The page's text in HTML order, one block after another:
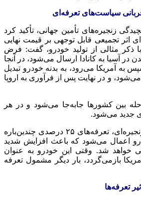
سیاست‌های تعرفه‌ای
زنجیره‌های تأمین جهانی، تأکید کرد
اثر تجمیعی قابل توجهی بر قیمت نهایی
ذکر مثالی از تولید خودرو، گفت: فرض
در آسیا به کانادا ارسال می‌شود، در آنجا
به آمریکا می‌رود، به بدنه خودرو تبدیل
و در نهایت پس از فرآوری به اروپا
بین کشورها جابه‌جا می‌شود و در هر
جدید می‌شود.
وی تاکید کرد: در چنین زنجیره‌ای، تعرفه‌های ۲۵ درصدی چندین‌باره
اعمال می‌شود که باعث افزایش شدید
خواهد شد. وقتی این خودرو به عنوان
بازمی‌گردد، بار دیگر مشمول تعرفه
تعرفه‌ها